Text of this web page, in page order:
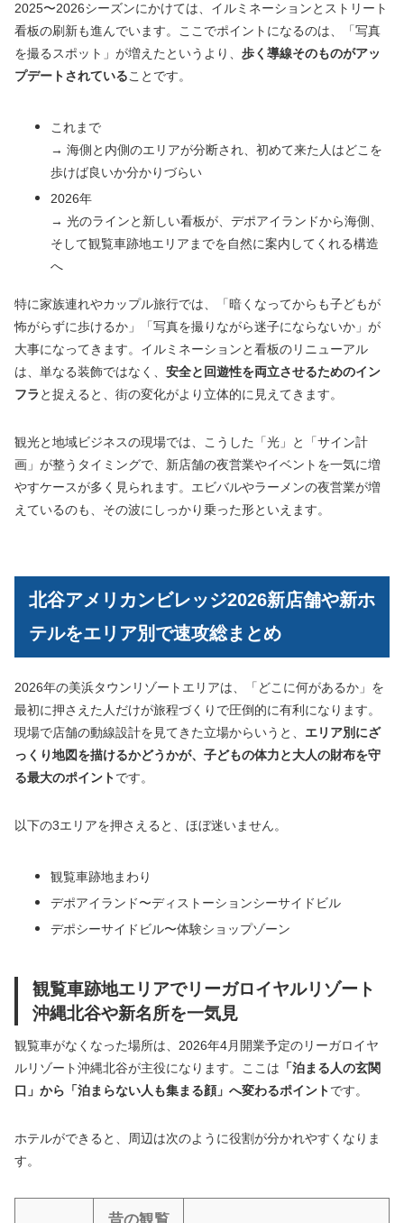
2025〜2026シーズンにかけては、イルミネーションとストリート
看板の刷新も進んでいます。ここでポイントになるのは、「写真
を撮るスポット」が増えたというより、 歩く導線そのものがアッ
プデートされていることです。
これまで
→ 海側と内側のエリアが分断され、初めて来た人はどこを
歩けば良いか分かりづらい
2026年
→ 光のラインと新しい看板が、デポアイランドから海側、
そして観覧車跡地エリアまでを自然に案内してくれる構造
へ
特に家族連れやカップル旅行では、「暗くなってからも子どもが
怖がらずに歩けるか」「写真を撮りながら迷子にならないか」が
大事になってきます。イルミネーションと看板のリニューアル
は、単なる装飾ではなく、 安全と回遊性を両立させるためのイン
フラ と捉えると、街の変化がより立体的に見えてきます。
観光と地域ビジネスの現場では、こうした「光」と「サイン計
画」が整うタイミングで、新店舗の夜営業やイベントを一気に増
やすケースが多く見られます。エビバルやラーメンの夜営業が増
えているのも、その波にしっかり乗った形といえます。
北谷アメリカンビレッジ2026新店舗や新ホ
テルをエリア別で速攻総まとめ
2026年の美浜タウンリゾートエリアは、「どこに何があるか」を
最初に押さえた人だけが旅程づくりで圧倒的に有利になります。
現場で店舗の動線設計を見てきた立場からいうと、 エリア別にざ
っくり地図を描けるかどうかが、子どもの体力と大人の財布を守
る最大のポイントです。
以下の3エリアを押さえると、ほぼ迷いません。
観覧車跡地まわり
デポアイランド〜ディストーションシーサイドビル
デポシーサイドビル〜体験ショップゾーン
観覧車跡地エリアでリーガロイヤルリゾート
沖縄北谷や新名所を一気見
観覧車がなくなった場所は、2026年4月開業予定のリーガロイヤ
ルリゾート沖縄北谷が主役になります。ここは 「泊まる人の玄関
口」から「泊まらない人も集まる顔」へ変わるポイントです。
ホテルができると、周辺は次のように役割が分かれやすくなりま
す。
昔の観覧